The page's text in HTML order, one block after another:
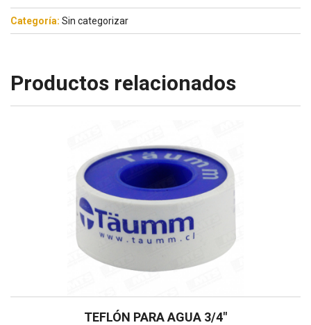
Categoría: Sin categorizar
Productos relacionados
TEFLÓN PARA AGUA 3/4″